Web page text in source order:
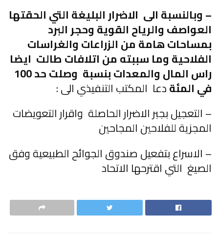
– وبالنسبة الى الاضرار البليغة التي الحقتها
العواصف والرياح القوية وحجر البرد
بمساحات هامة من الزراعات والغراسات
الفلاحية وما سببته من اتلافات طالت ايضا
راس المال والمعدات بنسبة وصلت حد 100
في المئةدعا المكتب التنفيذي الى :
– التعجيل بجبر الاضرار الحاصلة واقرار التعويضات
المجزية للفلاحين المجاحين
– الاسراع بتفعيل صندوق الجوائح الطبيعية وفق
الصيغ التي اقترحها الاتحاد